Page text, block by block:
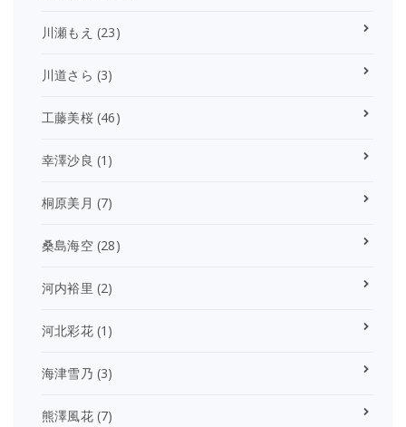
川瀬もえ (23)
川道さら (3)
工藤美桜(46)
幸澤沙良 (1)
桐原美月 (7)
桑島海空(28)
河内裕里 (2)
河北彩花(1)
海津雪乃 (3)
熊澤風花(7)